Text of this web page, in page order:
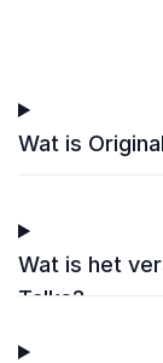
Wat is
Wat is het
Talks?